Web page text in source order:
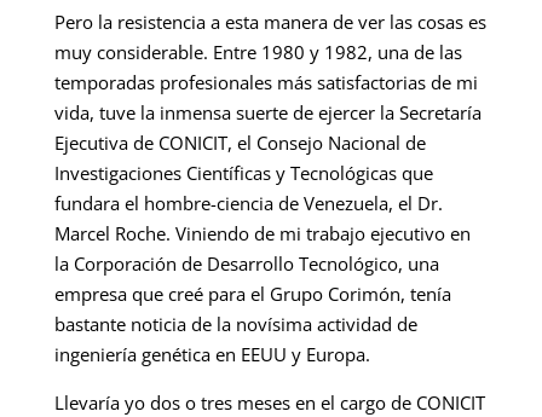
Pero la resistencia a esta manera de ver las cosas es
muy considerable. Entre 1980 y 1982, una de las
temporadas profesionales más satisfactorias de mi
vida, tuve la inmensa suerte de ejercer la Secretaría
Ejecutiva de CONICIT, el Consejo Nacional de
Investigaciones Científicas y Tecnológicas que
fundara el hombre-ciencia de Venezuela, el Dr.
Marcel Roche. Viniendo de mi trabajo ejecutivo en
la Corporación de Desarrollo Tecnológico, una
empresa que creé para el Grupo Corimón, tenía
bastante noticia de la novísima actividad de
ingeniería genética en EEUU y Europa.
Llevaría yo dos o tres meses en el cargo de CONICIT